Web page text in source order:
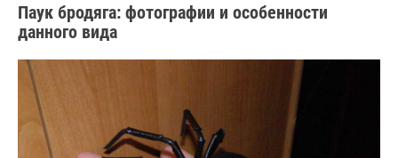
Паук бродяга: фотографии и особенности
данного вида